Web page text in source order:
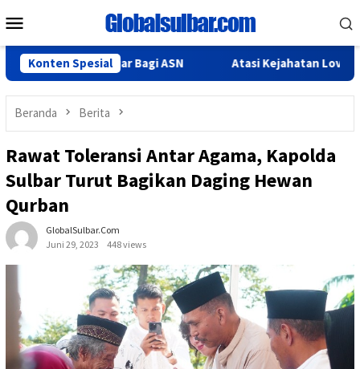
ke
Mobile
Konten Spesial
Belajar Bagi ASN Atasi Kejahatan Love
Beranda Berita
Rawat Toleransi Antar Agama, Kapolda
Sulbar Turut Bagikan Daging Hewan
Qurban
GlobalSulbar.com
Juni 29, 2023
448 views